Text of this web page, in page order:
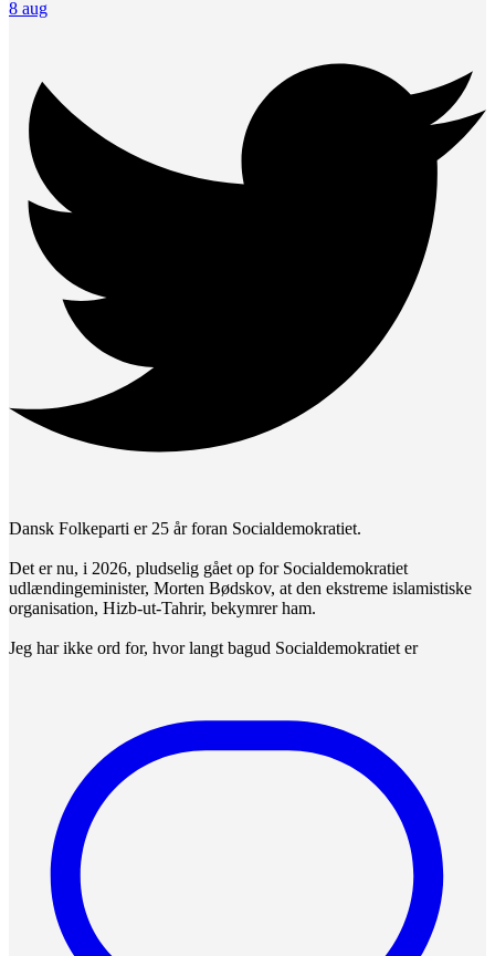
8 aug
Dansk Folkeparti er 25 år foran Socialdemokratiet.
Det er nu, i 2026, pludselig gået op for Socialdemokratiet
udlændingeminister, Morten Bødskov, at den ekstreme islamistiske
organisation, Hizb-ut-Tahrir, bekymrer ham.
Jeg har ikke ord for, hvor langt bagud Socialdemokratiet er